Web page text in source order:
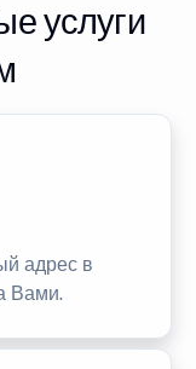
услуги
адрес в
Вами.